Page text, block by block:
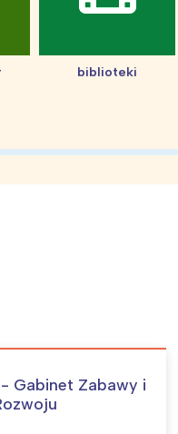
biblioteki
Gabinet Zabawy i